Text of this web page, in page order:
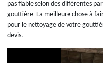
pas fiable selon des différentes
gouttière. La meilleure chose à
pour le nettoyage de votre
devis.